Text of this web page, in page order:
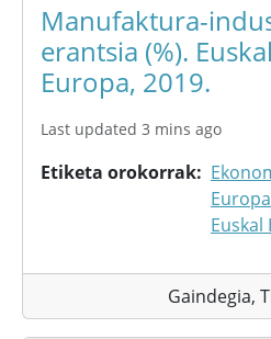
Manufaktura-
erantsia (%).
Europa, 2019.
Last updated 3 mins ago
Etiketa orokorrak
Europa
Euskal
Gaindegia,